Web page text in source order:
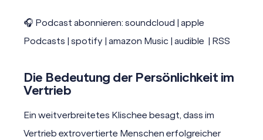
🎧 Podcast abonnieren: soundcloud | apple
Podcasts | spotify | amazon Music | audible | RSS
Die Bedeutung der Persönlichkeit im
Vertrieb
Ein weitverbreitetes Klischee besagt, dass im
Vertrieb extrovertierte Menschen erfolgreicher